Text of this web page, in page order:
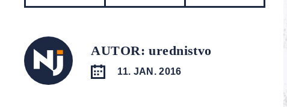
AUTOR: urednistvo
11. JAN. 2016